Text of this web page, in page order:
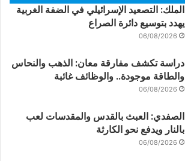
الملك: التصعيد الإسرائيلي في الضفة الغربية
يهدد بتوسيع دائرة الصراع
06/08/2026
دراسة تكشف مفارقة معان: الذهب والنحاس
والطاقة موجودة.. والوظائف غائبة
06/08/2026
الصفدي: العبث بالقدس والمقدسات لعب
بالنار ويدفع نحو الكارثة
06/08/2026